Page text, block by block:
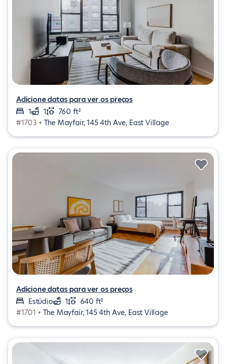
Adicione datas para ver os preços
1
1
760 ft²
#1703 • The Mayfair, 145 4th Ave, East Village
Adicione datas para ver os preços
Estúdio
1
640 ft²
#1701 • The Mayfair, 145 4th Ave, East Village